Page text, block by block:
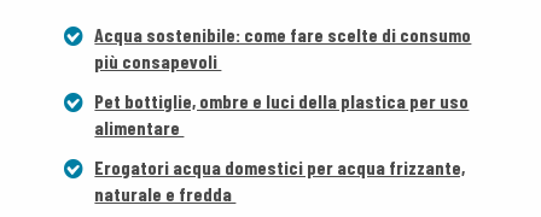
Acqua sostenibile: come fare scelte di consumo
più consapevoli
Pet bottiglie, ombre e luci della plastica per uso
alimentare
Erogatori acqua domestici per acqua frizzante,
naturale e fredda